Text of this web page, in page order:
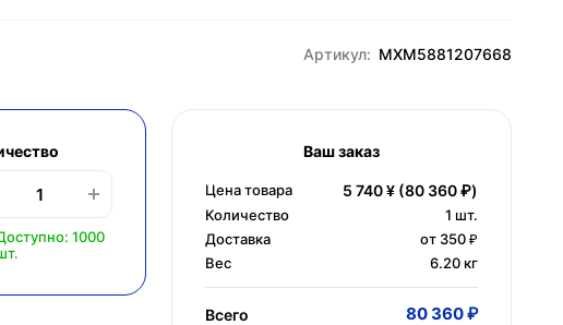
Артикул: MXM5881207668
1000
Ваш заказ
Цена товара 5 740 ¥ (80 360 ₽)
Количество 1 шт.
Доставка
от 350 ₽
Вес
6.20 кг
Всего 80 360 ₽